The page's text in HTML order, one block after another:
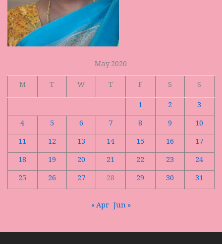
May 2020
M
T W T F S
S
1
2
3
4
5 6 7 8 9
10
11
12 13 14 15 16
17
18
19 20 21 22 23
24
25
26 27 28 29 30 31
« Apr Jun »